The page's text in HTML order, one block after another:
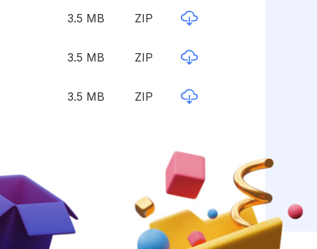
3.5 MB ZIP
3.5 MB ZIP
3.5 MB ZIP